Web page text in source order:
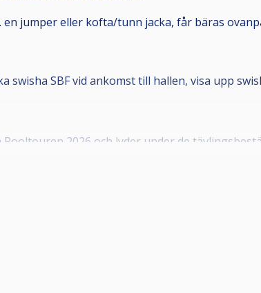
en jumper eller kofta/tunn jacka, får bäras
swisha SBF vid ankomst till hallen, visa upp
2026 och lyder under de